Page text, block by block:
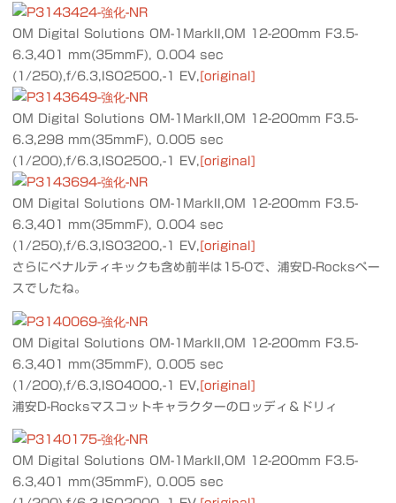
OM Digital Solutions OM-1MarkII,OM 12-200mm F3.5-
6.3,401 mm(35mmF), 0.004 sec
(1/250),f/6.3,ISO2500,-1 EV, [original]
OM Digital Solutions OM-1MarkII,OM 12-200mm F3.5-
6.3,298 mm(35mmF), 0.005 sec
(1/200),f/6.3,ISO2500,-1 EV, [original]
OM Digital Solutions OM-1MarkII,OM 12-200mm F3.5-
6.3,401 mm(35mmF), 0.004 sec
(1/250),f/6.3,ISO3200,-1 EV, [original]
さらにペナルティキックも含め前半は15-0で、浦安D-Rocksペー
スでしたね。
OM Digital Solutions OM-1MarkII,OM 12-200mm F3.5-
6.3,401 mm(35mmF), 0.005 sec
(1/200),f/6.3,ISO4000,-1 EV, [original]
浦安D-Rocksマスコットキャラクターのロッディ＆ドリィ
OM Digital Solutions OM-1MarkII,OM 12-200mm F3.5-
6.3,401 mm(35mmF), 0.005 sec